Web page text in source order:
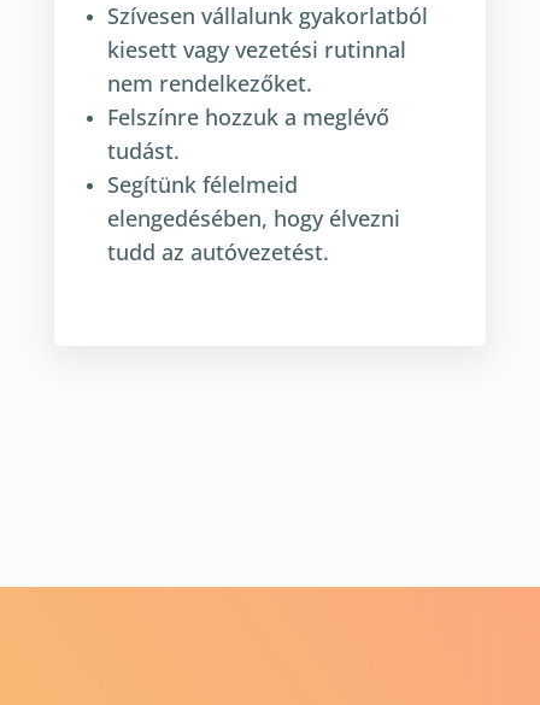
Szívesen vállalunk gyakorlatból
kiesett vagy vezetési rutinnal
nem rendelkezőket.
Felszínre hozzuk a meglévő
tudást.
Segítünk félelmeid
elengedésében, hogy élvezni
tudd az autóvezetést.